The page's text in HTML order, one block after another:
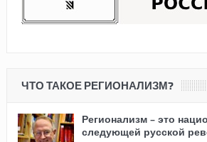
ЧТО ТАКОЕ РЕГИОНАЛИЗМ?
Регионализм – это
следующей русской